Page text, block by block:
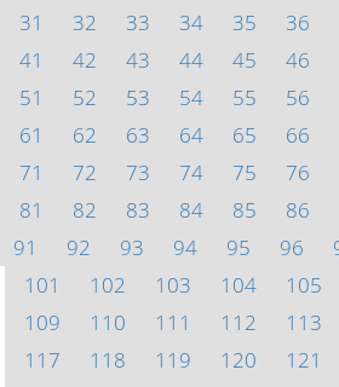
31
32 33 34 35 36
41
42 43 44 45 46
51
52 53 54 55 56
61
62 63 64 65 66
71
72 73 74 75 76
81
82 83 84 85 86
91
92 93 94 95 96
101
102 103 104 105
109
110 111 112 113
117
118 119 120 121